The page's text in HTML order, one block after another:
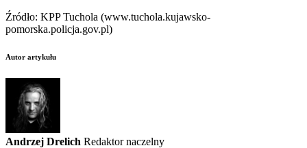
Źródło: KPP Tuchola (www.tuchola.kujawsko-
pomorska.policja.gov.pl)
Autor artykułu
Andrzej Drelich Redaktor naczelny